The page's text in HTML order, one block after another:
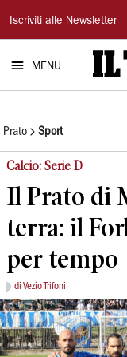
Il
Tirreno
Iscriviti alle Newsletter
MENU
Prato Sport
Calcio: Serie D
Il Prato di
terra: il
per tempo
di Vezio Trifoni